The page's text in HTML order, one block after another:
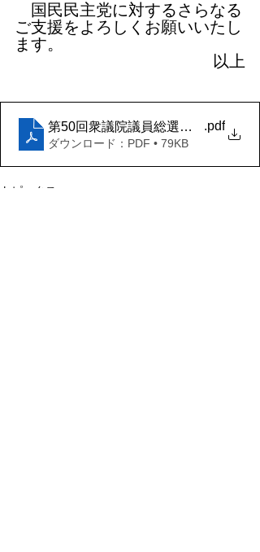
国民民主党に対するさらなる
ご支援をよろしくお願いいたし
ます。
以上
第50回衆議院議員総選挙結果を受け
.pdf
ダウンロード：PDF • 79KB
トピックス